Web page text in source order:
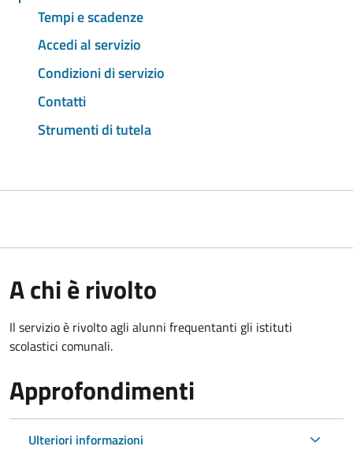
Tempi e scadenze
Accedi al servizio
Condizioni di servizio
Contatti
Strumenti di tutela
A chi è rivolto
Il servizio è rivolto agli alunni frequentanti gli istituti
scolastici comunali.
Approfondimenti
Ulteriori informazioni